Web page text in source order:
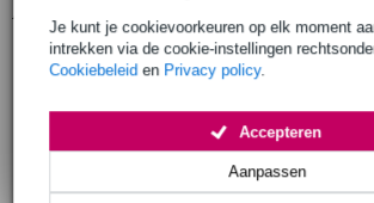
Je kunt je cookievoorkeuren op elk moment
intrekken via de cookie-instellingen
Cookiebeleid en Privacy policy.
Aanpassen
Accepteren